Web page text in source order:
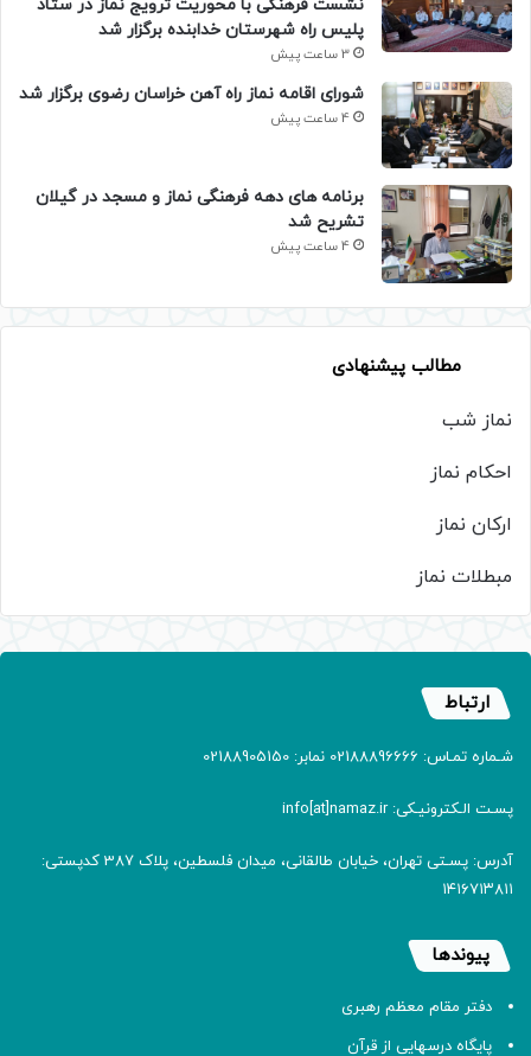
نشست فرهنگی با محوریت ترویج نماز در ستاد
پلیس راه شهرستان خدابنده برگزار شد
3 ساعت پیش
شورای اقامه نماز راه آهن خراسان رضوی برگزار شد
4 ساعت پیش
برنامه های دهه فرهنگی نماز و مسجد در گیلان
تشریح شد
4 ساعت پیش
مطالب پیشنهادی
نماز شب
احکام نماز
ارکان نماز
مبطلات نماز
ارتباط
شـماره تمـاس: 02188896666 نمابر: 02188905150
پسـت الـکترونیـکی: info[at]namaz.ir
آدرس: پسـتی تهران، خیابان طالقانی، میدان فلسطین، پلاک 387 کدپستی:
۱۴۱۶۷۱۳۸۱۱
پیوندها
دفتر مقام معظم رهبری
پایگاه درسهایی از قرآن